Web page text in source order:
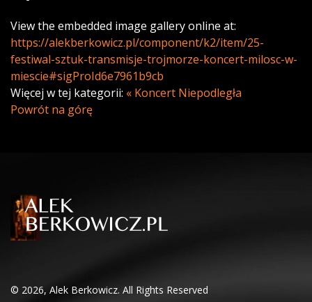
View the embedded image gallery online at:
https://alekberkowicz.pl/component/k2/item/25-
festiwal-sztuk-transmisje-trojmorze-koncert-milosc-w-
miescie#sigProId6e7961b9cb
Więcej w tej kategorii: « Koncert Niepodległa
Powrót na górę
© 2026, Alek Berkowicz. All Rights Reserved